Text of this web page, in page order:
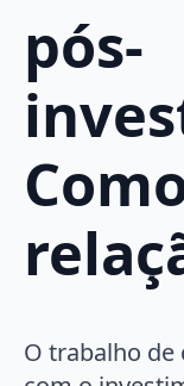
pós-
O trabalho